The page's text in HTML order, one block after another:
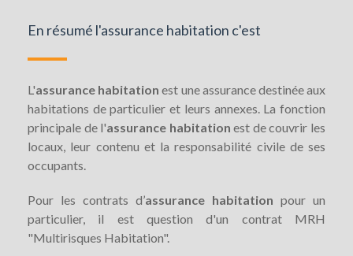
En résumé l'assurance habitation c'est
L'assurance habitation est une assurance destinée aux
habitations de particulier et leurs annexes. La fonction
principale de l'assurance habitation est de couvrir les
locaux, leur contenu et la responsabilité civile de ses
occupants.
Pour les contrats d’assurance habitation pour un
particulier, il est question d'un contrat MRH
"Multirisques Habitation".